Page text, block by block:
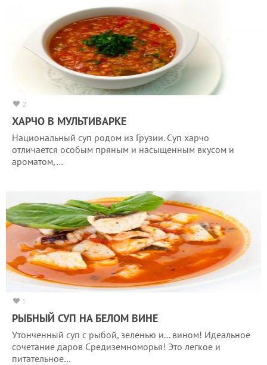
2
ХАРЧО В МУЛЬТИВАРКЕ
Национальный суп родом из Грузии. Суп харчо
отличается особым пряным и насыщенным вкусом и
ароматом,…
1
РЫБНЫЙ СУП НА БЕЛОМ ВИНЕ
Утонченный суп с рыбой, зеленью и... вином! Идеальное
сочетание даров Средиземноморья! Это легкое и
питательное…